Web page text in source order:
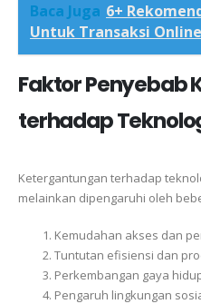
Baca Juga 6+
Untuk Transaksi Online
Faktor Penyebab
terhadap
Ketergantungan terhadap
melainkan dipengaruhi oleh
Kemudahan akses dan
Tuntutan efisiensi dan
Perkembangan gaya
Pengaruh lingkungan